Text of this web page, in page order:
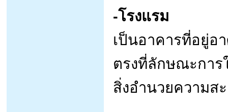
-โรงแรม
เป็นอาคารที่อยู่อ
ตรงที่ลักษณะการ
สิ่งอำนวยความส